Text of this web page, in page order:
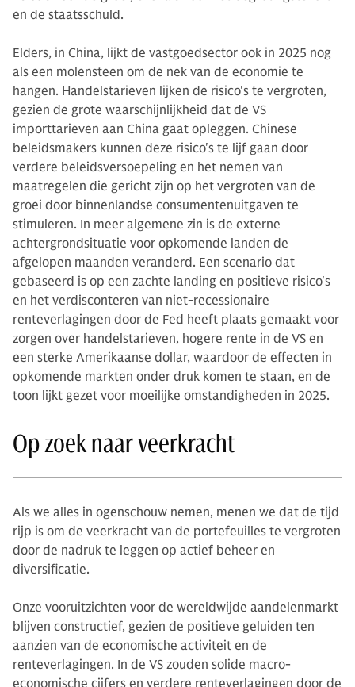
en de staatsschuld.
Elders, in China, lijkt de vastgoedsector ook in 2025 nog
als een molensteen om de nek van de economie te
hangen. Handelstarieven lijken de risico's te vergroten,
gezien de grote waarschijnlijkheid dat de VS
importtarieven aan China gaat opleggen. Chinese
beleidsmakers kunnen deze risico's te lijf gaan door
verdere beleidsversoepeling en het nemen van
maatregelen die gericht zijn op het vergroten van de
groei door binnenlandse consumentenuitgaven te
stimuleren. In meer algemene zin is de externe
achtergrondsituatie voor opkomende landen de
afgelopen maanden veranderd. Een scenario dat
gebaseerd is op een zachte landing en positieve risico's
en het verdisconteren van niet-recessionaire
renteverlagingen door de Fed heeft plaats gemaakt voor
zorgen over handelstarieven, hogere rente in de VS en
een sterke Amerikaanse dollar, waardoor de effecten in
opkomende markten onder druk komen te staan, en de
toon lijkt gezet voor moeilijke omstandigheden in 2025.
Op zoek naar veerkracht
Als we alles in ogenschouw nemen, menen we dat de tijd
rijp is om de veerkracht van de portefeuilles te vergroten
door de nadruk te leggen op actief beheer en
diversificatie.
Onze vooruitzichten voor de wereldwijde aandelenmarkt
blijven constructief, gezien de positieve geluiden ten
aanzien van de economische activiteit en de
renteverlagingen. In de VS zouden solide macro-